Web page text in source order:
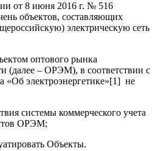
от 8 июня 2016 г. № 516
объектов, составляющих
электрическую сеть
оптового рынка
(далее – ОРЭМ), в соответствии с
«Об электроэнергетике»[1] не
системы коммерческого учета
ОРЭМ;
Объекты.